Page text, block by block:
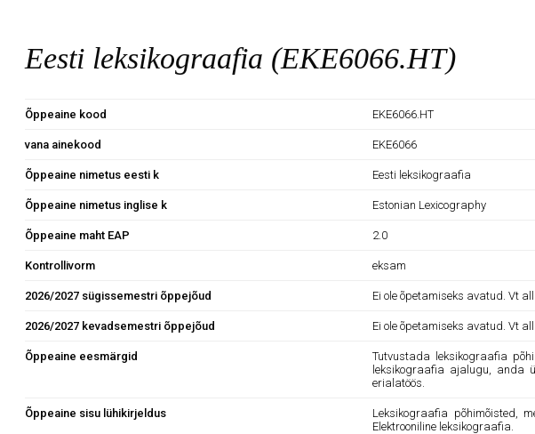
Eesti leksikograafia (EKE6066.HT)
Õppeaine kood EKE6066.HT
vana ainekood EKE6066
Õppeaine nimetus eesti k Eesti leksikograafia
Õppeaine nimetus inglise k Estonian Lexicography
Õppeaine maht EAP 2.0
Kontrollivorm eksam
2026/2027 sügissemestri õppejõud Ei ole õpetamiseks avatud. Vt
2026/2027 kevadsemestri õppejõud Ei ole õpetamiseks avatud. Vt
Õppeaine eesmärgid
Tutvustada leksikograafia
leksikograafia ajalugu, anda
erialatöös.
Õppeaine sisu lühikirjeldus
Leksikograafia põhimõisted,
Elektrooniline leksikograafia.